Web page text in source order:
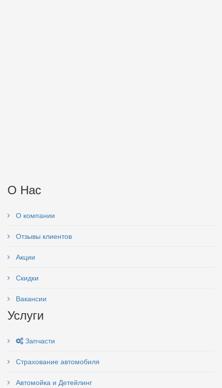
О Нас
О компании
Отзывы клиентов
Акции
Скидки
Вакансии
Услуги
Запчасти
Страхование автомобиля
Автомойка и Детейлинг